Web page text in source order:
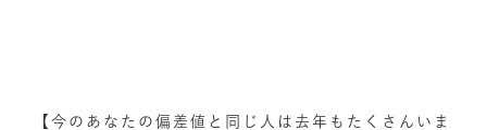
【今のあなたの偏差値と同じ人は去年もたくさんいま